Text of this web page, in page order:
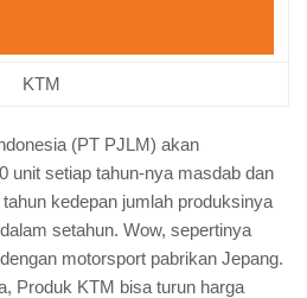
KTM
(PT PJLM) akan
unit setiap tahun-nya masdab dan
kedepan jumlah produksinya
setahun. Wow, sepertinya
motorsport pabrikan Jepang.
Produk KTM bisa turun harga